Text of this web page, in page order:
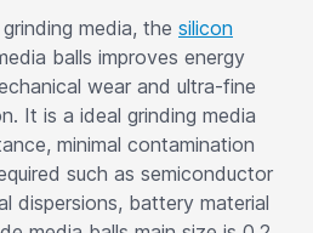
media, the silicon
balls improves energy
wear and ultra-fine
It is a ideal grinding media
minimal contamination
such as semiconductor
dispersions, battery material